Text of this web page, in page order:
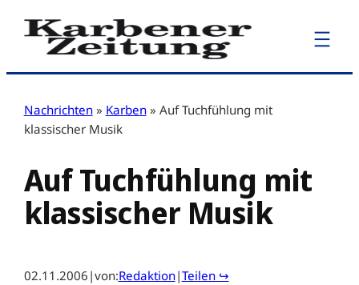
Zum
Inhalt
Nachrichten » Karben » Auf Tuchfühlung mit
klassischer Musik
Auf Tuchfühlung mit
klassischer Musik
02.11.2006 |von:Redaktion|Teilen ↪